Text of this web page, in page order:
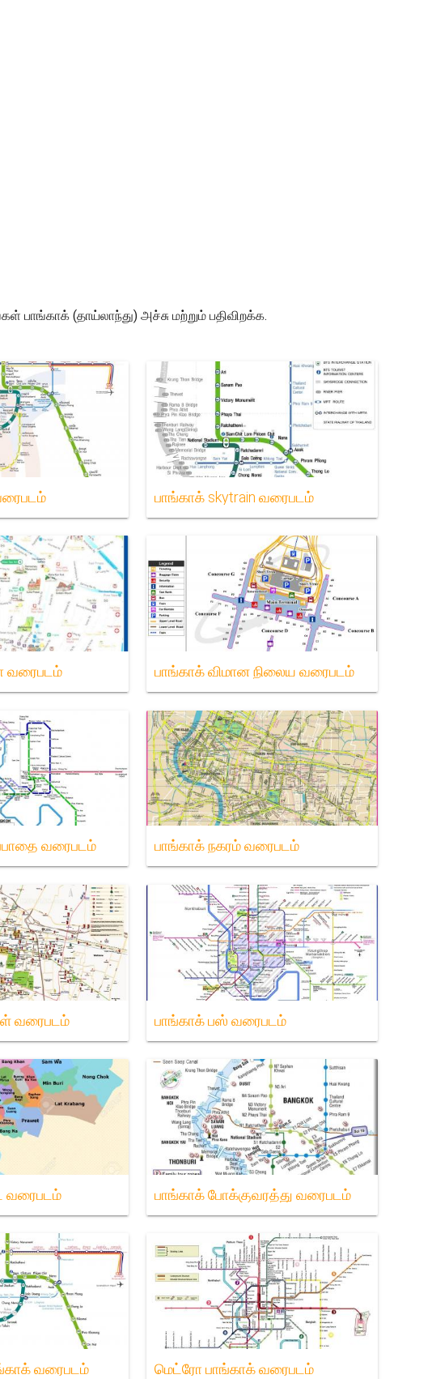
(தாய்லாந்து) அச்சு மற்றும் பதிவிறக்க.
பாங்காக் skytrain வரைபடம்
வரைபடம் பாங்காக் விமான நிலைய வரைபடம்
வரைபடம் பாங்காக் நகரம் வரைபடம்
வரைபடம் பாங்காக் பஸ் வரைபடம்
வரைபடம் பாங்காக் போக்குவரத்து வரைபடம்
வரைபடம் மெட்ரோ பாங்காக் வரைபடம்